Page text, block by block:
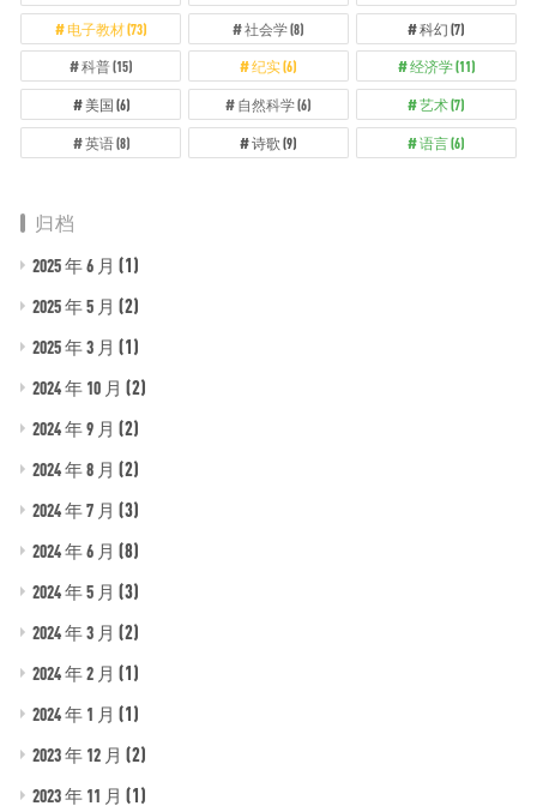
电子教材(73) 社会学(8) 科幻 (7)
科普(15) 纪实(6) 经济学(11)
美国 (6) 自然科学(6) 艺术(7)
英语(8) 诗歌 (9) 语言(6)
归档
2025 年 6 月 (1)
2025 年 5 月 (2)
2025 年 3 月 (1)
2024 年 10 月 (2)
2024 年 9 月 (2)
2024 年 8 月 (2)
2024 年 7 月 (3)
2024 年 6 月 (8)
2024 年 5 月 (3)
2024 年 3 月 (2)
2024 年 2 月 (1)
2024 年 1 月 (1)
2023 年 12 月 (2)
2023 年 11 月 (1)